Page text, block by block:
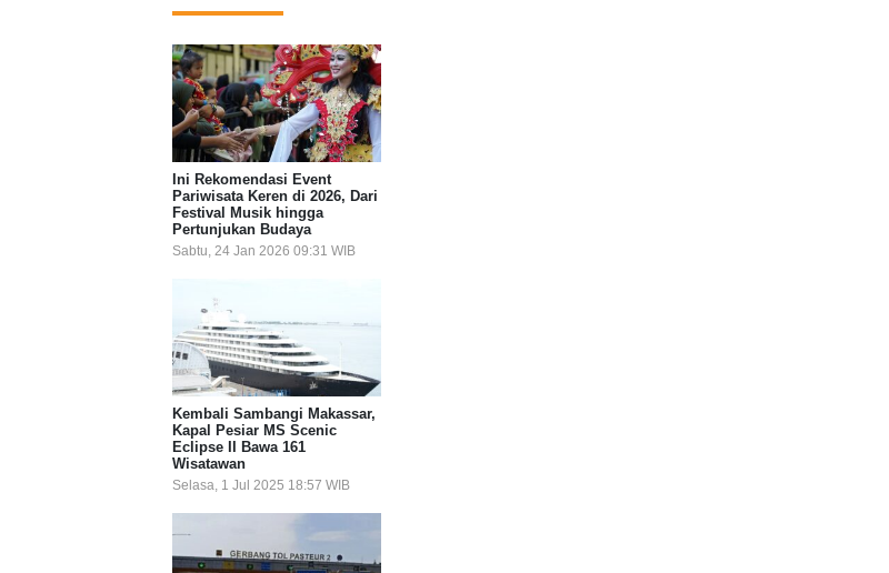
Ini Rekomendasi Event
Pariwisata Keren di 2026, Dari
Festival Musik hingga
Pertunjukan Budaya
Sabtu, 24 Jan 2026 09:31 WIB
Kembali Sambangi Makassar,
Kapal Pesiar MS Scenic
Eclipse II Bawa 161
Wisatawan
Selasa, 1 Jul 2025 18:57 WIB